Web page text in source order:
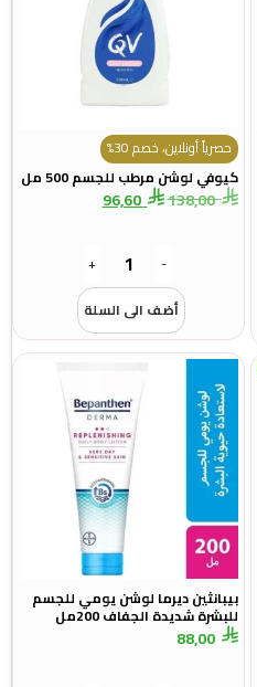
حصرياً أونلاين، خصم 30%
كيوفي لوشن مرطب للجسم 500 مل
138,00
96,60
+
أضف الى السلة
بيبانثين ديرما لوشن يومي للجسم
للبشرة شديدة الجفاف 200مل
88,00